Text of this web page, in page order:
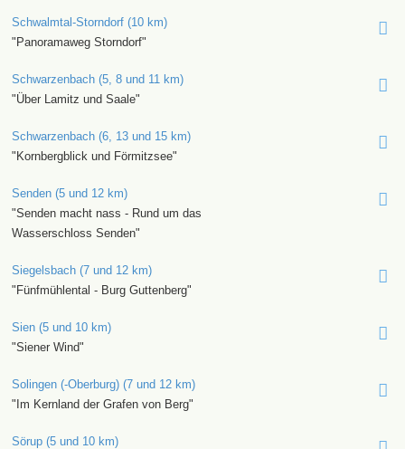
Schwalmtal-Storndorf (10 km)
"Panoramaweg Storndorf"
Schwarzenbach (5, 8 und 11 km)
"Über Lamitz und Saale"
Schwarzenbach (6, 13 und 15 km)
"Kornbergblick und Förmitzsee"
Senden (5 und 12 km)
"Senden macht nass - Rund um das
Wasserschloss Senden"
Siegelsbach (7 und 12 km)
"Fünfmühlental - Burg Guttenberg"
Sien (5 und 10 km)
"Siener Wind"
Solingen (-Oberburg) (7 und 12 km)
"Im Kernland der Grafen von Berg"
Sörup (5 und 10 km)